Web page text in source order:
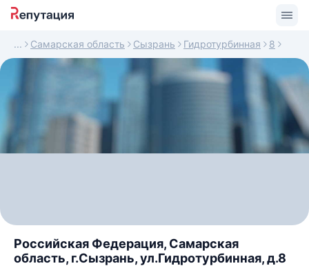
Самарская область Сызрань Гидротурбинная 8
Российская Федерация, Самарская
область, г.Сызрань, ул.Гидротурбинная, д.8